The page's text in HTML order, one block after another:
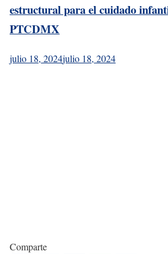
estructural para el cuidado
PTCDMX
julio 18, 2024julio 18, 2024
Comparte